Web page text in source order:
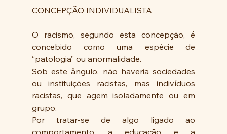
CONCEPÇÃO INDIVIDUALISTA
O racismo, segundo esta concepção, é
concebido como uma espécie de
“patologia” ou anormalidade.
Sob este ângulo, não haveria sociedades
ou instituições racistas, mas indivíduos
racistas, que agem isoladamente ou em
grupo.
Por tratar-se de algo ligado ao